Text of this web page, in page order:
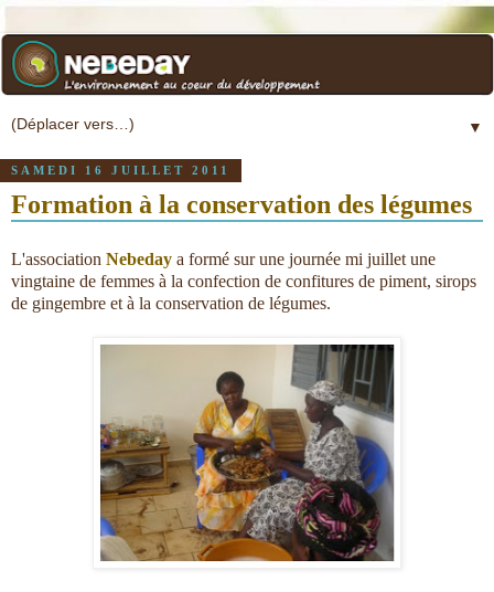
▼
SAMEDI 16 JUILLET 2011
Formation à la conservation des légumes
L'association Nebeday a formé sur une journée mi juillet une
vingtaine de femmes à la confection de confitures de piment, sirops
de gingembre et à la conservation de légumes.